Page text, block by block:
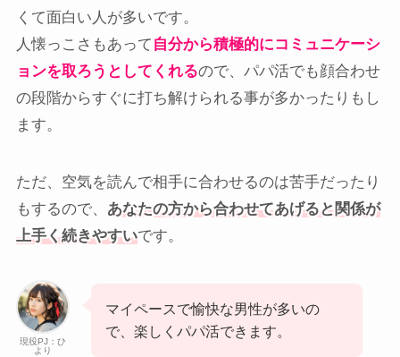
くて面白い人が多いです。
人懐っこさもあって 自分から積極的にコミュニケーシ
ョンを取ろうとしてくれるので、パパ活でも顔合わせ
の段階からすぐに打ち解けられる事が多かったりもし
ます。
ただ、空気を読んで相手に合わせるのは苦手だったり
もするので、 あなたの方から合わせてあげると関係が
上手く続きやすいです。
現役PJ：ひ
より
マイペースで愉快な男性が多いの
で、楽しくパパ活できます。